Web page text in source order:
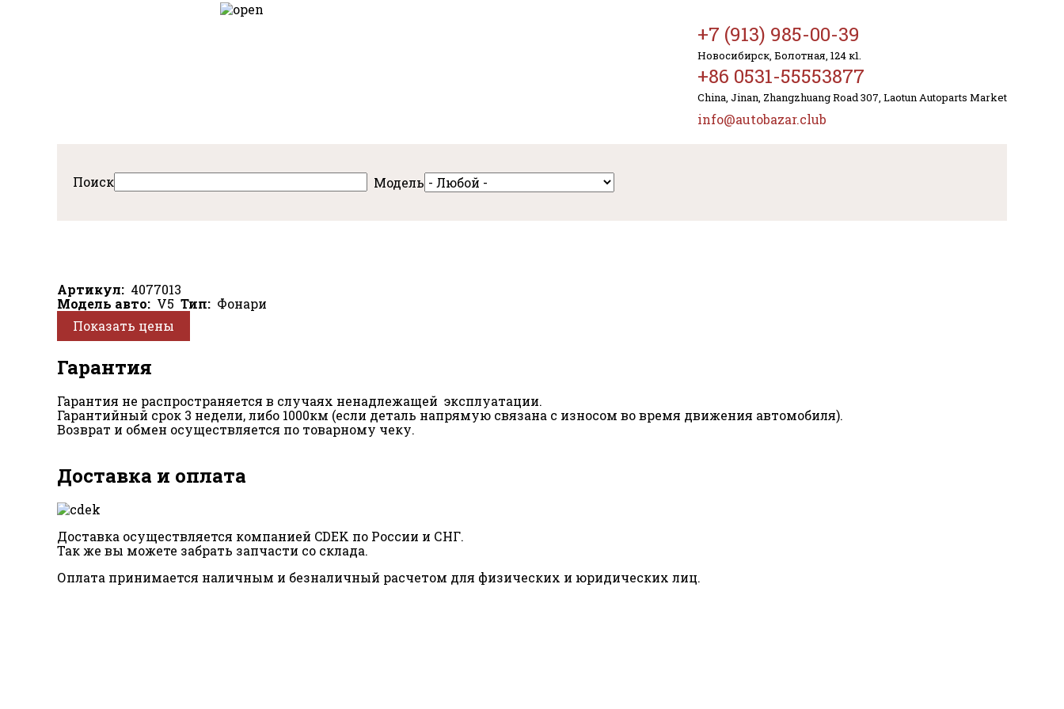
+7 (913) 985-00-39
Новосибирск, Болотная, 124 к1.
+86 0531-55553877
China, Jinan, Zhangzhuang Road 307, Laotun Autoparts Market
info@autobazar.club
Поиск Модель
Артикул
4077013
Модель авто
V5 Тип
Фонари
Показать цены
Гарантия
Гарантия не распространяется в случаях ненадлежащей эксплуатации.
Гарантийный срок 3 недели, либо 1000км (если деталь напрямую связана с износом во время движения автомобиля).
Возврат и обмен осуществляется по товарному чеку.
Доставка и оплата
Доставка осуществляется компанией CDEK по России и СНГ.
Так же вы можете забрать запчасти со склада.
Оплата принимается наличным и безналичный расчетом для физических и юридических лиц.